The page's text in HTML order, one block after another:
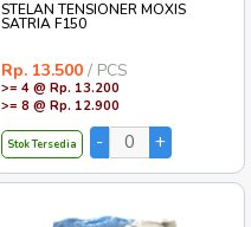
STELAN TENSIONER MOXIS
SATRIA F150
Rp. 13.500 / PCS
>= 4 @ Rp. 13.200
>= 8 @ Rp. 12.900
Stok Tersedia